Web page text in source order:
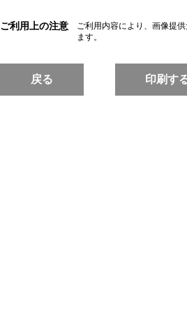
ご利用上の注意
ご利用内容により、画像提
ます。
戻る 印刷す